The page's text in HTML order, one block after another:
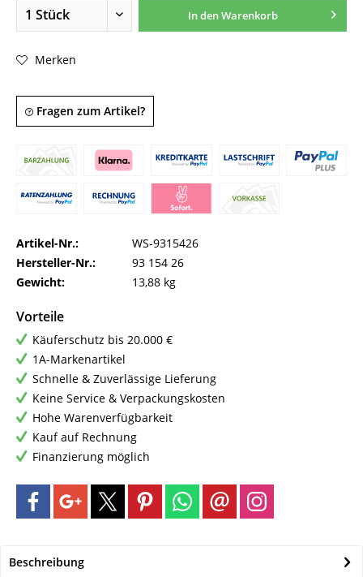
In denWarenkorb
Merken
Fragen zum Artikel?
Artikel-Nr.:
WS-9315426
Hersteller-Nr.:
93 154 26
Gewicht:
13,88 kg
Vorteile
Käuferschutz bis 20.000 €
1A-Markenartikel
Schnelle & Zuverlässige Lieferung
Keine Service & Verpackungskosten
Hohe Warenverfügbarkeit
Kauf auf Rechnung
Finanzierung möglich
Beschreibung